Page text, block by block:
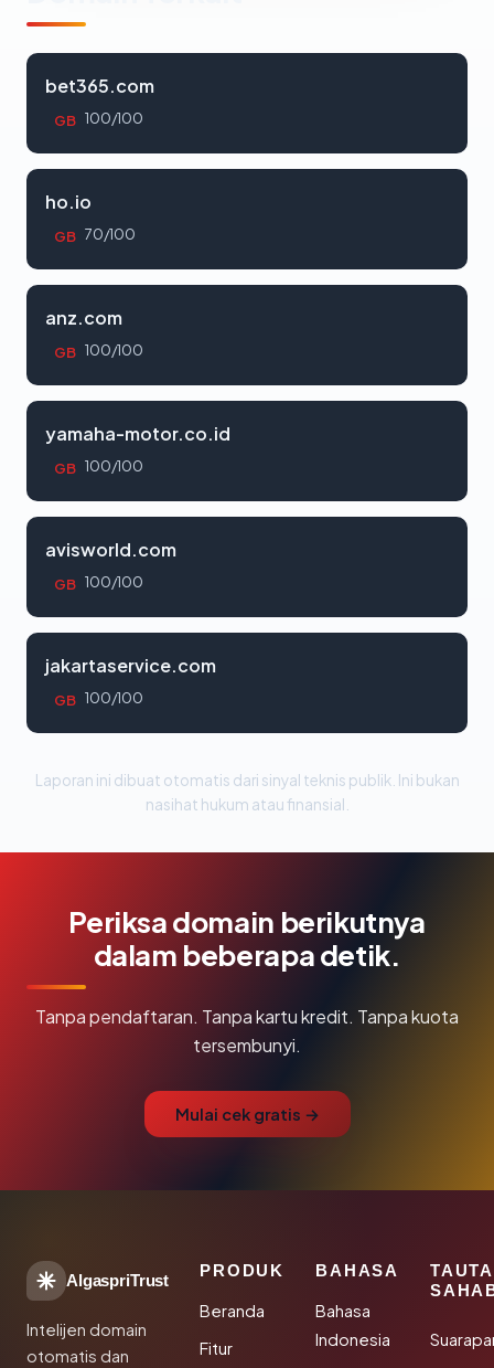
bet365.com
GB 100/100
ho.io
GB 70/100
anz.com
GB 100/100
yamaha-motor.co.id
GB 100/100
avisworld.com
GB 100/100
jakartaservice.com
GB 100/100
Laporan ini dibuat otomatis dari sinyal teknis publik. Ini bukan
nasihat hukum atau finansial.
Periksa domain berikutnya
dalam beberapa detik.
Tanpa pendaftaran. Tanpa kartu kredit. Tanpa kuota
tersembunyi.
Mulai cek gratis →
AlgaspriTrust
Intelijen domain
otomatis dan
PRODUK
Beranda
Fitur
BAHASA
Bahasa
Indonesia